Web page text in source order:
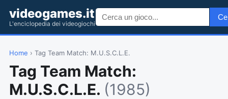
videogames.it
L'enciclopedia dei videogiochi
Home › Tag Team Match: M.U.S.C.L.E.
Tag Team Match:
M.U.S.C.L.E. (1985)